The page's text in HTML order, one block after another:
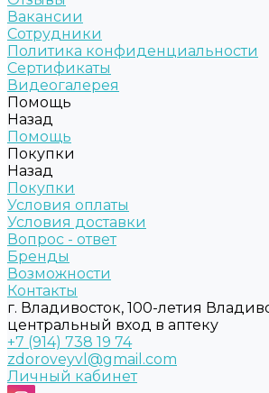
Вакансии
Сотрудники
Политика конфиденциальности
Сертификаты
Видеогалерея
Помощь
Назад
Помощь
Покупки
Назад
Покупки
Условия оплаты
Условия доставки
Вопрос - ответ
Бренды
Возможности
Контакты
г. Владивосток, 100-летия
центральный вход в аптеку
+7 (914) 738 19 74
zdoroveyvl@gmail.com
Личный кабинет